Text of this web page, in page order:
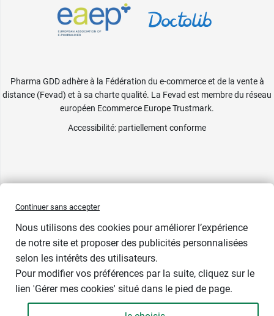
Bientôt de retour
Pharma GDD adhère à la Fédération du e-commerce et de la vente à
distance (Fevad) et à sa charte qualité. La Fevad est membre du réseau
européen Ecommerce Europe Trustmark.
Accessibilité: partiellement conforme
Continuer sans accepter
Nous utilisons des cookies pour améliorer l’expérience
de notre site et proposer des publicités personnalisées
selon les intérêts des utilisateurs.
Pour modifier vos préférences par la suite, cliquez sur le
lien 'Gérer mes cookies' situé dans le pied de page.